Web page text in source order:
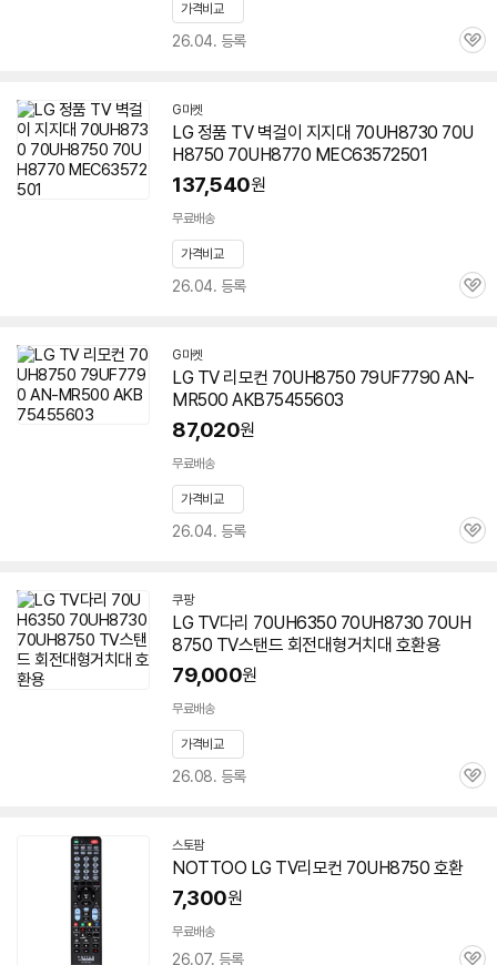
가격비교
26.04. 등록
관
G마켓
LG 정품 TV 벽걸이 지지대 70UH8730 70U
H8750 70UH8770 MEC63572501
137,540원
무료배송
가격비교
26.04. 등록
관
G마켓
LG TV 리모컨 70UH8750 79UF7790 AN-
MR500 AKB75455603
87,020원
무료배송
가격비교
26.04. 등록
관
쿠팡
LG TV다리 70UH6350 70UH8730 70UH
8750 TV스탠드 회전대형거치대 호환용
79,000원
무료배송
가격비교
26.08. 등록
관
스토팜네
버
페
이
NOTTOO LG TV리모컨 70UH8750 호환
7,300원
무료배송
26.07. 등록